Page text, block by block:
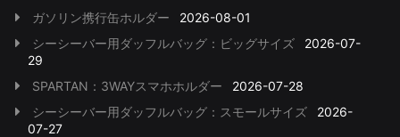
ガソリン携行缶ホルダー
2026-08-01
シーシーバー用ダッフルバッグ：ビッグサイズ
2026-07-
29
SPARTAN：3WAYスマホホルダー
2026-07-28
シーシーバー用ダッフルバッグ：スモールサイズ
2026-
07-27